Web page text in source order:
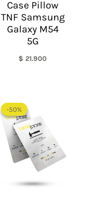
Case Pillow
TNF Samsung
Galaxy M54
5G
$ 21.900
-50%
-50%
era:
$ 60.000.